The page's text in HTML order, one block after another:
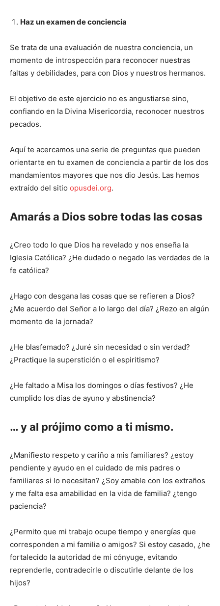
Haz un examen de conciencia
Se trata de una evaluación de nuestra conciencia, un
momento de introspección para reconocer nuestras
faltas y debilidades, para con Dios y nuestros hermanos.
El objetivo de este ejercicio no es angustiarse sino,
confiando en la Divina Misericordia, reconocer nuestros
pecados.
Aquí te acercamos una serie de preguntas que pueden
orientarte en tu examen de conciencia a partir de los dos
mandamientos mayores que nos dio Jesús. Las hemos
extraído del sitio opusdei.org.
Amarás a Dios sobre todas las cosas
¿Creo todo lo que Dios ha revelado y nos enseña la
Iglesia Católica? ¿He dudado o negado las verdades de la
fe católica?
¿Hago con desgana las cosas que se refieren a Dios?
¿Me acuerdo del Señor a lo largo del día? ¿Rezo en algún
momento de la jornada?
¿He blasfemado? ¿Juré sin necesidad o sin verdad?
¿Practique la superstición o el espiritismo?
¿He faltado a Misa los domingos o días festivos? ¿He
cumplido los días de ayuno y abstinencia?
… y al prójimo como a ti mismo.
¿Manifiesto respeto y cariño a mis familiares? ¿estoy
pendiente y ayudo en el cuidado de mis padres o
familiares si lo necesitan? ¿Soy amable con los extraños
y me falta esa amabilidad en la vida de familia? ¿tengo
paciencia?
¿Permito que mi trabajo ocupe tiempo y energías que
corresponden a mi familia o amigos? Si estoy casado, ¿he
fortalecido la autoridad de mi cónyuge, evitando
reprenderle, contradecirle o discutirle delante de los
hijos?